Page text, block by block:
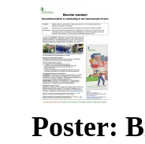
Poster: